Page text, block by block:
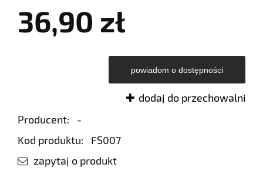
36,90 zł
powiadom o dostępności
dodaj do przechowalni
Producent:
-
Kod produktu:
FS007
zapytaj o produkt